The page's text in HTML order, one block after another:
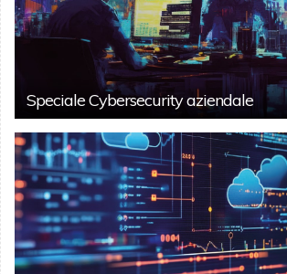
Speciale Cybersecurity aziendale